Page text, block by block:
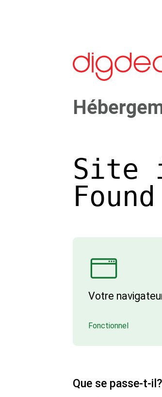
Site
Found
Votre
Fonctionnel
Que se passe-t-il?